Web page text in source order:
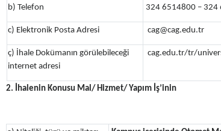
b) Telefon 324 6514800 – 324
c) Elektronik Posta Adresi cag@cag.edu.tr
ç) İhale Dokümanın görülebileceği
internet adresi
cag.edu.tr/tr/
2. İhalenin Konusu Mal/ Hizmet/ Yapım İş’inin